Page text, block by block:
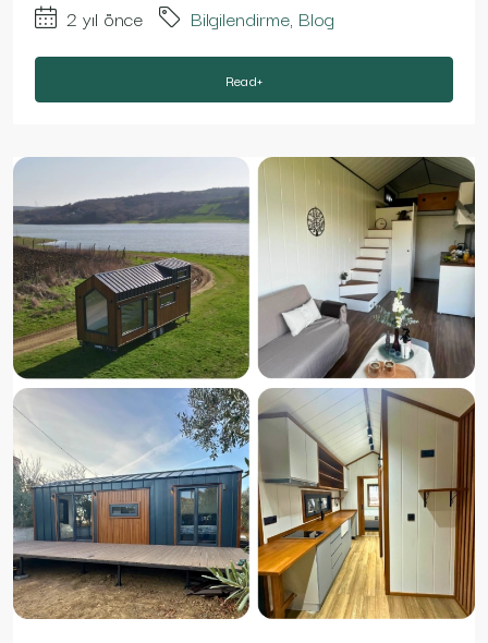
2 yıl önce Bilgilendirme, Blog
Read+